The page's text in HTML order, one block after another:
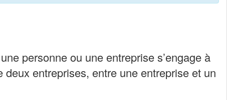
personne ou une entreprise s’engage à
entreprises, entre une entreprise et un